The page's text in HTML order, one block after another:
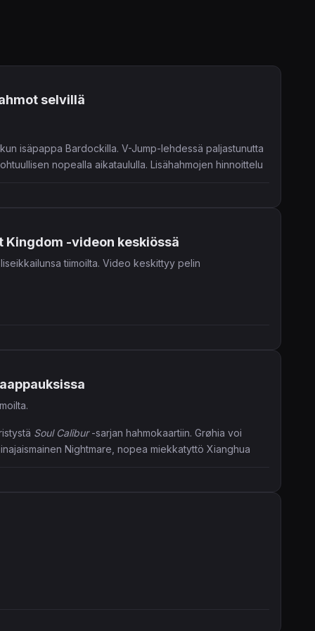
selvillä
isäpappa Bardockilla. V-Jump-lehdessä paljastunutta
nopealla aikataululla. Lisähahmojen hinnoittelu
Kingdom -videon keskiössä
tiimoilta. Video keskittyy pelin
Soul Calibur-sarjan hahmokaartiin. Grøhia voi
Nightmare, nopea miekkatyttö Xianghua